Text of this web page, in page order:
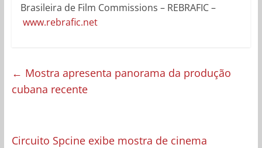
Brasileira de Film Commissions – REBRAFIC –
www.rebrafic.net
← Mostra apresenta panorama da produção
cubana recente
Circuito Spcine exibe mostra de cinema